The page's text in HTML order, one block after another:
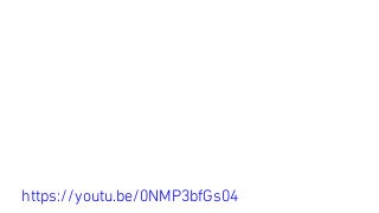
https://youtu.be/0NMP3bfGs04